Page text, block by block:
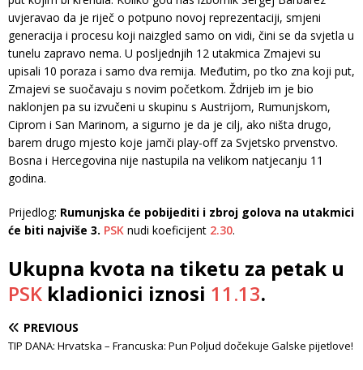
uvjeravao da je riječ o potpuno novoj reprezentaciji, smjeni
generacija i procesu koji naizgled samo on vidi, čini se da svjetla u
tunelu zapravo nema. U posljednjih 12 utakmica Zmajevi su
upisali 10 poraza i samo dva remija. Međutim, po tko zna koji put,
Zmajevi se suočavaju s novim početkom. Ždrijeb im je bio
naklonjen pa su izvučeni u skupinu s Austrijom, Rumunjskom,
Ciprom i San Marinom, a sigurno je da je cilj, ako ništa drugo,
barem drugo mjesto koje jamči play-off za Svjetsko prvenstvo.
Bosna i Hercegovina nije nastupila na velikom natjecanju 11
godina.
Prijedlog: Rumunjska će pobijediti i zbroj golova na utakmici
će biti najviše 3. PSK nudi koeficijent 2.30.
Ukupna kvota na tiketu za petak u
PSK kladionici iznosi 11.13.
PREVIOUS
TIP DANA: Hrvatska – Francuska: Pun Poljud dočekuje Galske pijetlove!